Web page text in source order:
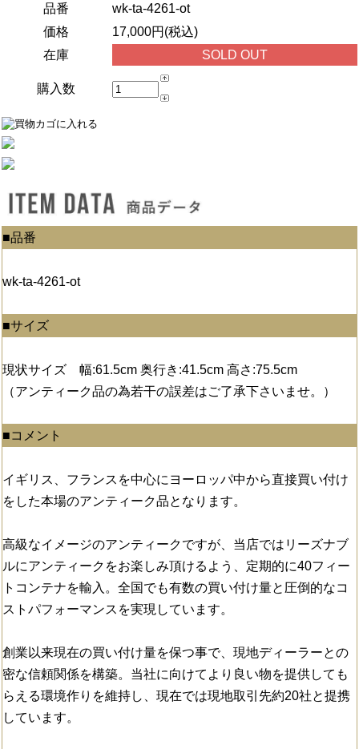
品番
wk-ta-4261-ot
価格
17,000円(税込)
在庫
SOLD OUT
購入数
■品番
wk-ta-4261-ot
■サイズ
現状サイズ 幅:61.5cm 奥行き:41.5cm 高さ:75.5cm
（アンティーク品の為若干の誤差はご了承下さいませ。）
■コメント
イギリス、フランスを中心にヨーロッパ中から直接買い付け
をした本場のアンティーク品となります。
高級なイメージのアンティークですが、当店ではリーズナブ
ルにアンティークをお楽しみ頂けるよう、定期的に40フィー
トコンテナを輸入。全国でも有数の買い付け量と圧倒的なコ
ストパフォーマンスを実現しています。
創業以来現在の買い付け量を保つ事で、現地ディーラーとの
密な信頼関係を構築。当社に向けてより良い物を提供しても
らえる環境作りを維持し、現在では現地取引先約20社と提携
しています。